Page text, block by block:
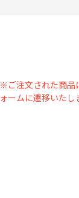
※ご注文された商品
ォームに遷移いたし